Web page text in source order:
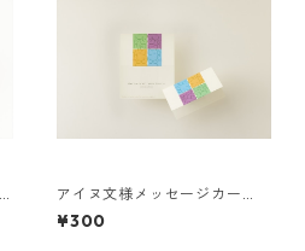
アイヌ文様メッセージカー
ド ２つ折り 少し休みまし
ょう
¥300